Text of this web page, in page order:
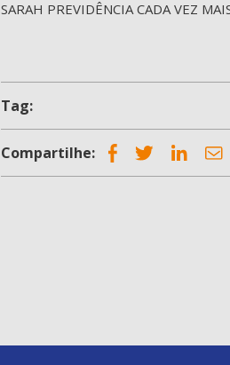
SARAH PREVIDÊNCIA CADA VEZ
Tag:
Compartilhe: